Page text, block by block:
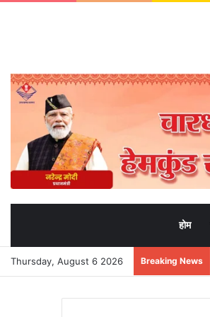
होम
Thursday, August 6 2026 Breaking News